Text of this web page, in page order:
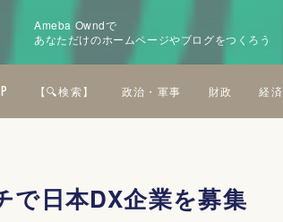
Ameba Owndで
あなただけのホームページやブログをつくろう
【🔍検索】 政治・軍事 財政 経済
で日本DX企業を募集